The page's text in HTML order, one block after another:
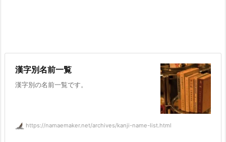
漢字別名前一覧
漢字別の名前一覧です。
https://namaemaker.net/archives/kanji-name-list.html